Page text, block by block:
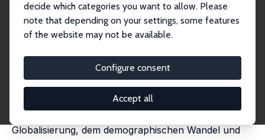
decide which categories you want to allow. Please
note that depending on your settings, some features
of the website may not be available.
Configure consent
Accept all
IZA Standpunkt Nr. 81 June 2015
Müssen wir vor der Zukunft der
Arbeit Angst haben?
Die künftige Arbeitswelt wird – wie bereits die jüngere
Vergangenheit – vom technischen Fortschritt, der
Globalisierung, dem demographischen Wandel und